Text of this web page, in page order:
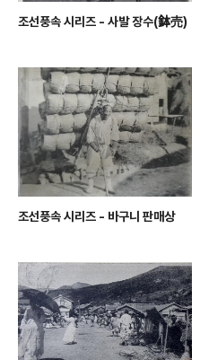
조선풍속 시리즈 - 사발 장수(鉢売)
조선풍속 시리즈 - 바구니 판매상